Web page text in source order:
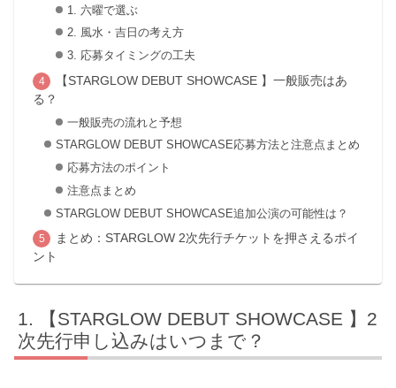
1. 六曜で選ぶ
2. 風水・吉日の考え方
3. 応募タイミングの工夫
【STARGLOW DEBUT SHOWCASE 】一般販売はあ
る？
一般販売の流れと予想
STARGLOW DEBUT SHOWCASE応募方法と注意点まとめ
応募方法のポイント
注意点まとめ
STARGLOW DEBUT SHOWCASE追加公演の可能性は？
まとめ：STARGLOW 2次先行チケットを押さえるポイ
ント
【STARGLOW DEBUT SHOWCASE 】2
次先行申し込みはいつまで？